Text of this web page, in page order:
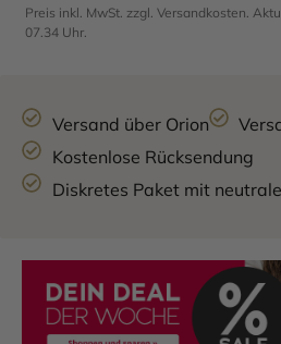
Preis inkl. MwSt. zzgl. Versandkosten.
07.34 Uhr.
Versand über Orion
Kostenlose Rücksendung
Diskretes Paket mit